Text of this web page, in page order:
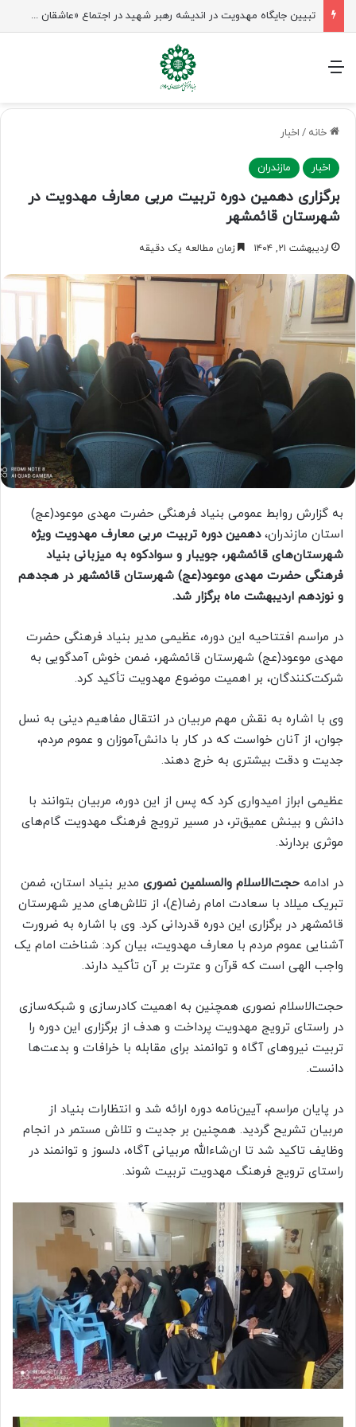
شیخ نعیم قاسم: راه امام حسین(ع) تا ظهور ادامه دارد؛ مقاومت از کربلا الهام می‌گیرد
منو
خانه / اخبار
اخبار مازندران
برگزاری دهمین دوره تربیت مربی معارف مهدویت در
شهرستان قائمشهر
اردیبهشت ۲۱, ۱۴۰۴ زمان مطالعه یک دقیقه
به گزارش روابط عمومی بنیاد فرهنگی حضرت مهدی موعود(عج)
استان مازندران،دهمین دوره تربیت مربی معارف مهدویت ویژه
شهرستان‌های قائمشهر، جویبار و سوادکوه به میزبانی بنیاد
فرهنگی حضرت مهدی موعود(عج) شهرستان قائمشهر در هجدهم
و نوزدهم اردیبهشت ماه برگزار شد.
در مراسم افتتاحیه این دوره، عظیمی مدیر بنیاد فرهنگی حضرت
مهدی موعود(عج) شهرستان قائمشهر، ضمن خوش آمدگویی به
شرکت‌کنندگان، بر اهمیت موضوع مهدویت تأکید کرد.
وی با اشاره به نقش مهم مربیان در انتقال مفاهیم دینی به نسل
جوان، از آنان خواست که در کار با دانش‌آموزان و عموم مردم،
جدیت و دقت بیشتری به خرج دهند.
عظیمی ابراز امیدواری کرد که پس از این دوره، مربیان بتوانند با
دانش و بینش عمیق‌تر، در مسیر ترویج فرهنگ مهدویت گام‌های
موثری بردارند.
در ادامه حجت‌الاسلام والمسلمین نصوری مدیر بنیاد استان، ضمن
تبریک میلاد با سعادت امام رضا(ع)، از تلاش‌های مدیر شهرستان
قائمشهر در برگزاری این دوره قدردانی کرد. وی با اشاره به ضرورت
آشنایی عموم مردم با معارف مهدویت، بیان کرد: شناخت امام یک
واجب الهی است که قرآن و عترت بر آن تأکید دارند.
حجت‌الاسلام نصوری همچنین به اهمیت کادرسازی و شبکه‌سازی
در راستای ترویج مهدویت پرداخت و هدف از برگزاری این دوره را
تربیت نیروهای آگاه و توانمند برای مقابله با خرافات و بدعت‌ها
دانست.
در پایان مراسم، آیین‌نامه دوره ارائه شد و انتظارات بنیاد از
مربیان تشریح گردید. همچنین بر جدیت و تلاش مستمر در انجام
وظایف تاکید شد تا ان‌شاءالله مربیانی آگاه، دلسوز و توانمند در
راستای ترویج فرهنگ مهدویت تربیت شوند.